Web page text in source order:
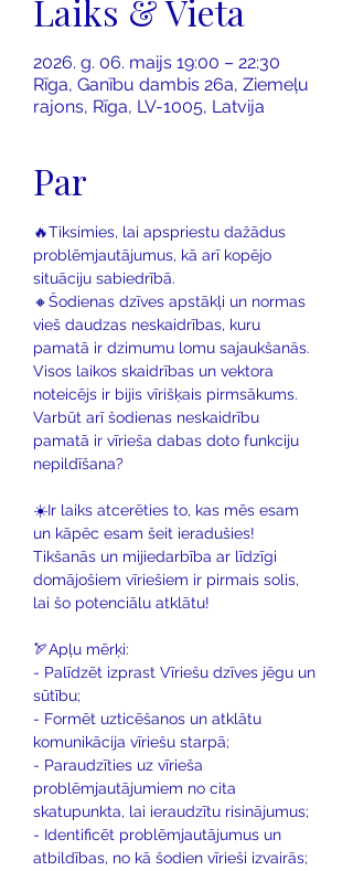
Laiks & Vieta
2026. g. 06. maijs 19:00 – 22:30
Rīga, Ganību dambis 26a, Ziemeļu
rajons, Rīga, LV-1005, Latvija
Par
🔥Tiksimies, lai apspriestu dažādus
problēmjautājumus, kā arī kopējo
situāciju sabiedrībā.
🔸Šodienas dzīves apstākļi un normas
vieš daudzas neskaidrības, kuru
pamatā ir dzimumu lomu sajaukšanās.
Visos laikos skaidrības un vektora
noteicējs ir bijis vīrišķais pirmsākums.
Varbūt arī šodienas neskaidrību
pamatā ir vīrieša dabas doto funkciju
nepildīšana?
☀️Ir laiks atcerēties to, kas mēs esam
un kāpēc esam šeit ieradušies!
Tikšanās un mijiedarbība ar līdzīgi
domājošiem vīriešiem ir pirmais solis,
lai šo potenciālu atklātu!
🏹Apļu mērķi:
- Palīdzēt izprast Vīriešu dzīves jēgu un
sūtību;
- Formēt uzticēšanos un atklātu
komunikācija vīriešu starpā;
- Paraudzīties uz vīrieša
problēmjautājumiem no cita
skatupunkta, lai ieraudzītu risinājumus;
- Identificēt problēmjautājumus un
atbildības, no kā šodien vīrieši izvairās;